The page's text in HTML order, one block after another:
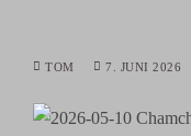
TOM 7. JUNI 2026